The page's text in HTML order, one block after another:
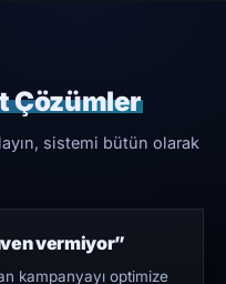
Çözümler
sistemi bütün olarak
vermiyor”
kampanyayı optimize